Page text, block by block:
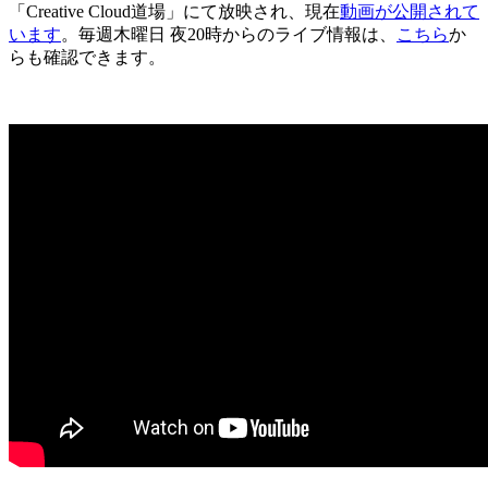
「Creative Cloud道場」にて放映され、現在動画が公開されて
います。毎週木曜日 夜20時からのライブ情報は、 こちらか
らも確認できます。